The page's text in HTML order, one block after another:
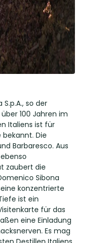
so der
100 Jahren im
Italiens ist für
Die
Barbaresco. Aus
zaubert die
Sibona
konzentrierte
ist ein
für das
eine Einladung
Es mag